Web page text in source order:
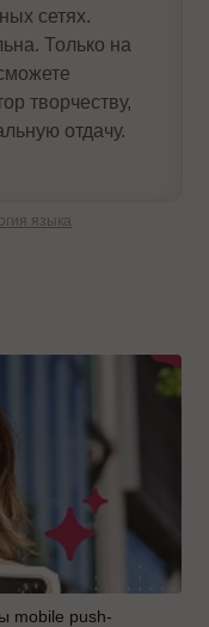
сетях.
Только на
творчеству,
отдачу.
языка
mobile push-